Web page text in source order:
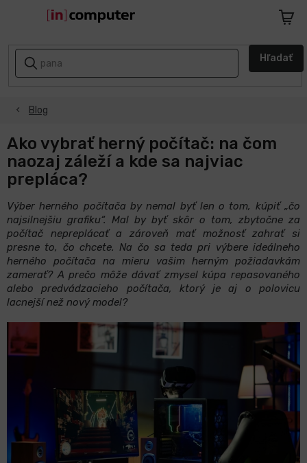
Hľadať
AKCIE
ZĽAVY
NASPÄŤ
Notebooky
Počítače
Telefóny
a
tablety
Apple
LCD
monitory
Príslušenstvo
Značky
Blog
Ako vybrať herný počítač: na čom
naozaj záleží a kde sa najviac
prepláca?
Výber herného počítača by nemal byť len o tom, kúpiť „čo
najsilnejšiu grafiku“. Mal by byť skôr o tom, zbytočne za
počítač nepreplácať a zároveň mať možnosť zahrať si
presne to, čo chcete. Na čo sa teda pri výbere ideálneho
herného počítača na mieru vašim herným požiadavkám
zamerať? A prečo môže dávať zmysel kúpa repasovaného
alebo predvádzacieho počítača, ktorý je aj o polovicu
lacnejší než nový model?